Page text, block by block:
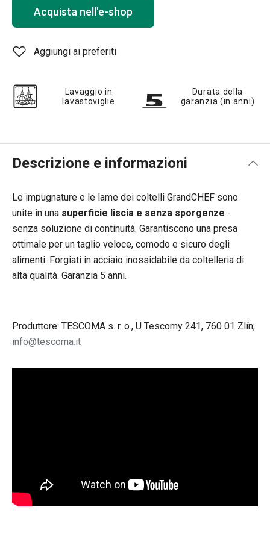
Acquista nell'e-shop
Aggiungi ai preferiti
Lavaggio in
lavastoviglie
Durata della
garanzia (in anni)
Descrizione e informazioni
Le impugnature e le lame dei coltelli GrandCHEF sono
unite in una superficie liscia e senza sporgenze -
senza soluzione di continuità. Garantiscono una presa
ottimale per un taglio veloce, comodo e sicuro degli
alimenti. Forgiati in acciaio inossidabile da coltelleria di
alta qualità. Garanzia 5 anni.
Produttore: TESCOMA s. r. o., U Tescomy 241, 760 01 Zlín;
info@tescoma.it